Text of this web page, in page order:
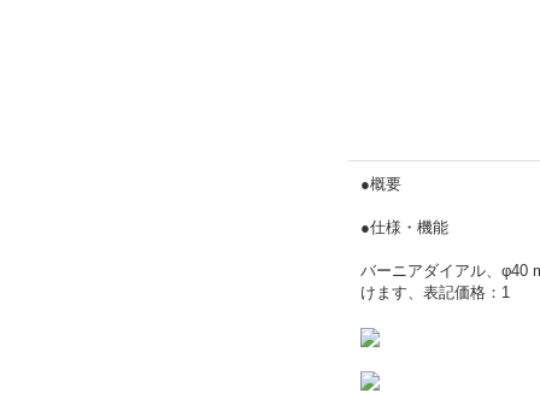
●概要
●仕様・機能
バーニアダイアル、φ40
けます、表記価格：1